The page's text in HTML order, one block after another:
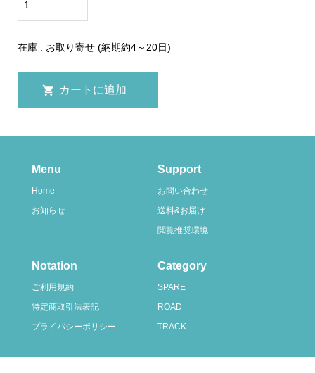
在庫 : お取り寄せ (納期約4～20日)
Menu
Home
お知らせ
Support
お問い合わせ
送料&お届け
閲覧推奨環境
Notation
ご利用規約
特定商取引法表記
プライバシーポリシー
Category
SPARE
ROAD
TRACK